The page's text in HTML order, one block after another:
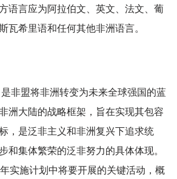
语言应为阿拉伯文、英文、法文、葡
瓦希里语和任何其他非洲语言。
是非盟将非洲转变为未来全球强国的蓝
洲大陆的战略框架，旨在实现其包容
，是泛非主义和非洲复兴下追求统
和集体繁荣的泛非努力的具体体现。
实施计划中将要开展的关键活动，概